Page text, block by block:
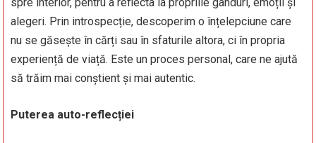
alegeri. Prin introspecție, descoperim o înțelepciune care
nu se găsește în cărți sau în sfaturile altora, ci în propria
experiență de viață. Este un proces personal, care ne ajută
să trăim mai conștient și mai autentic.
Puterea auto-reflecției